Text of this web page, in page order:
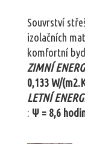
Souvrství
izolačních
komfortní
ZIMNÍ
0,133 W/
LETNÍ
: Ψ = 8,6